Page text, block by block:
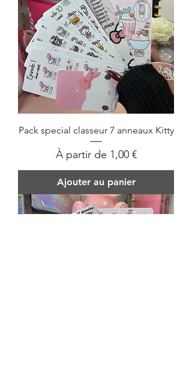
Pack special classeur 7 anneaux Kitty
À partir de 1,00 €
Prix promotionnel
Ajouter au panier